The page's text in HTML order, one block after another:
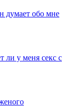
думает обо мне
ли у меня секс с